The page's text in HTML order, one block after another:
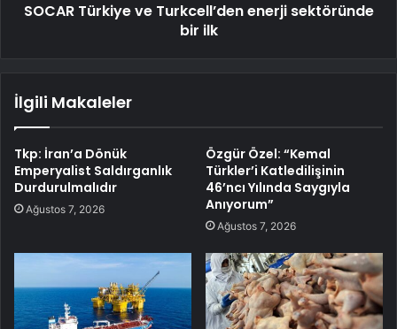
SOCAR Türkiye ve Turkcell’den enerji sektöründe
bir ilk
İlgili Makaleler
Tkp: İran’a Dönük
Emperyalist Saldırganlık
Durdurulmalıdır
Ağustos 7, 2026
Özgür Özel: “Kemal
Türkler’i Katledilişinin
46’ncı Yılında Saygıyla
Anıyorum”
Ağustos 7, 2026